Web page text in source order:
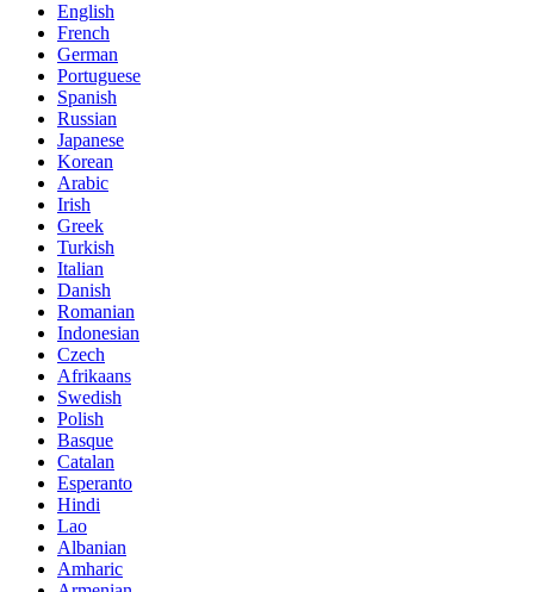
English
French
German
Portuguese
Spanish
Russian
Japanese
Korean
Arabic
Irish
Greek
Turkish
Italian
Danish
Romanian
Indonesian
Czech
Afrikaans
Swedish
Polish
Basque
Catalan
Esperanto
Hindi
Lao
Albanian
Amharic